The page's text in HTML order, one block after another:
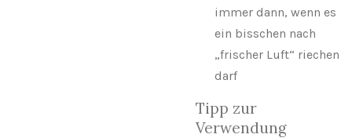
immer dann, wenn es
ein bisschen nach
„frischer Luft“ riechen
darf
Tipp zur
Verwendung